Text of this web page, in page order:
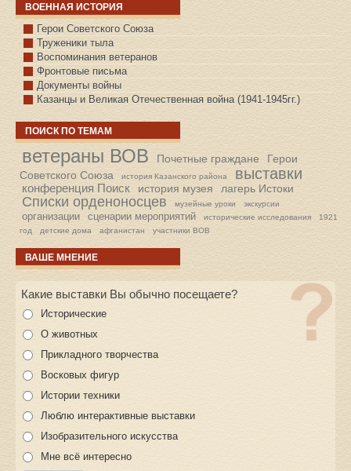
ВОЕННАЯ ИСТОРИЯ
С.КАЗАНСКОЕ
Герои Советского Союза
Труженики тыла
Воспоминания ветеранов
Фронтовые письма
Документы войны
Казанцы и Великая Отечественная война (1941-1945гг.)
ПОИСК ПО ТЕМАМ
ветераны ВОВ Почетные граждане
Герои
Советского Союза
история Казанского района выставки
конференция Поиск история музея лагерь Истоки
Списки орденоносцев музейные уроки экскурсии
организации сценарии мероприятий исторические исследования
1921
год
детские дома афганистан участники ВОВ
ВАШЕ МНЕНИЕ
Какие выставки Вы обычно посещаете?
Исторические
О животных
Прикладного творчества
Восковых фигур
Истории техники
Люблю интерактивные выставки
Изобразительного искусства
Мне всё интересно